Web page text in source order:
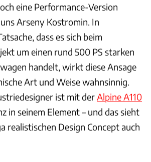
eine Performance-Version
Arseny Kostromin. In
dass es sich beim
um einen rund 500 PS starken
handelt, wirkt diese Ansage
Art und Weise wahnsinnig.
ist mit derAlpine A110
in seinem Element – und das sieht
realistischen Design Concept auch